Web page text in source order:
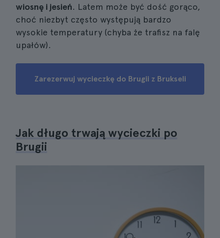
wiosnę i jesień. Latem może być dość gorąco,
choć niezbyt często występują bardzo
wysokie temperatury (chyba że trafisz na falę
upałów).
Zarezerwuj wycieczkę do Brugii z Brukseli
Jak długo trwają wycieczki po
Brugii